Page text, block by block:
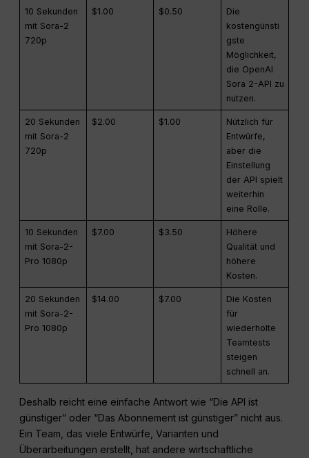
10 Sekunden
mit Sora-2
720p
$1.00 $0.50
Die
kostengünsti
gste
Möglichkeit,
die OpenAI
Sora 2-API zu
nutzen.
20 Sekunden
mit Sora-2
720p
$2.00 $1.00
Nützlich für
Entwürfe,
aber die
Einstellung
der API spielt
weiterhin
eine Rolle.
10 Sekunden
mit Sora-2-
Pro 1080p
$7.00 $3.50
Höhere
Qualität und
höhere
Kosten.
20 Sekunden
mit Sora-2-
Pro 1080p
$14.00 $7.00
Die Kosten
für
wiederholte
Teamtests
steigen
schnell an.
Deshalb reicht eine einfache Antwort wie “Die API ist
günstiger” oder “Das Abonnement ist günstiger” nicht aus.
Ein Team, das viele Entwürfe, Varianten und
Überarbeitungen erstellt, hat andere wirtschaftliche